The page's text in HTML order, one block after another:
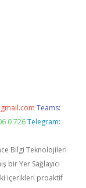
Teams:
0 726 Telegram:
Bilgi Teknolojileri
bir Yer Sağlayıcı
içerikleri proaktif